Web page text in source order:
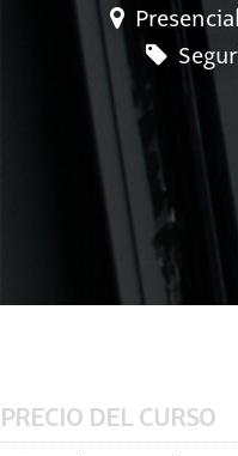
Presencial
PRECIO DEL CURSO